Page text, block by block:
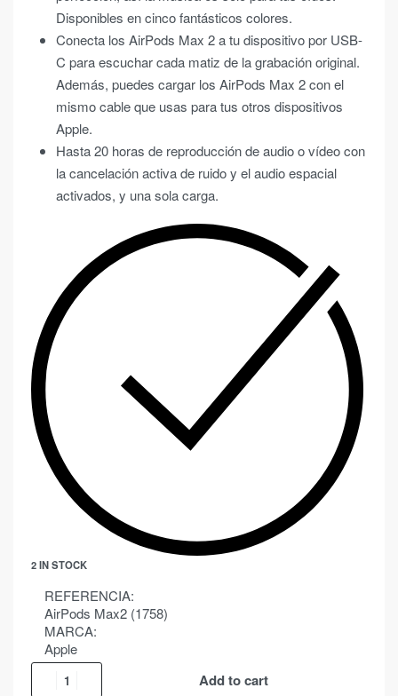
Disponibles en cinco fantásticos colores.
Conecta los AirPods Max 2 a tu dispositivo por USB-
C para escuchar cada matiz de la grabación original.
Además, puedes cargar los AirPods Max 2 con el
mismo cable que usas para tus otros dispositivos
Apple.
Hasta 20 horas de reproducción de audio o vídeo con
la cancelación activa de ruido y el audio espacial
activados, y una sola carga.
2 IN STOCK
REFERENCIA:
AirPods Max2 (1758)
MARCA:
Apple
Add to cart